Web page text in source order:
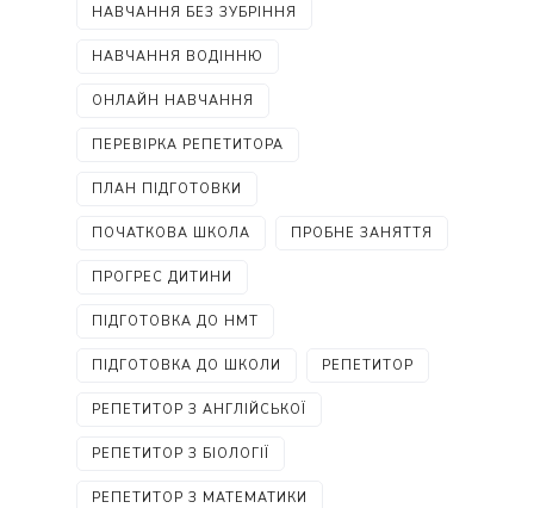
НАВЧАННЯ БЕЗ ЗУБРІННЯ
НАВЧАННЯ ВОДІННЮ
ОНЛАЙН НАВЧАННЯ
ПЕРЕВІРКА РЕПЕТИТОРА
ПЛАН ПІДГОТОВКИ
ПОЧАТКОВА ШКОЛА ПРОБНЕ ЗАНЯТТЯ
ПРОГРЕС ДИТИНИ
ПІДГОТОВКА ДО НМТ
ПІДГОТОВКА ДО ШКОЛИ РЕПЕТИТОР
РЕПЕТИТОР З АНГЛІЙСЬКОЇ
РЕПЕТИТОР З БІОЛОГІЇ
РЕПЕТИТОР З МАТЕМАТИКИ